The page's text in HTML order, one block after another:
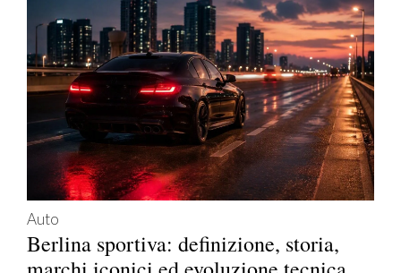
Auto
Berlina sportiva: definizione, storia,